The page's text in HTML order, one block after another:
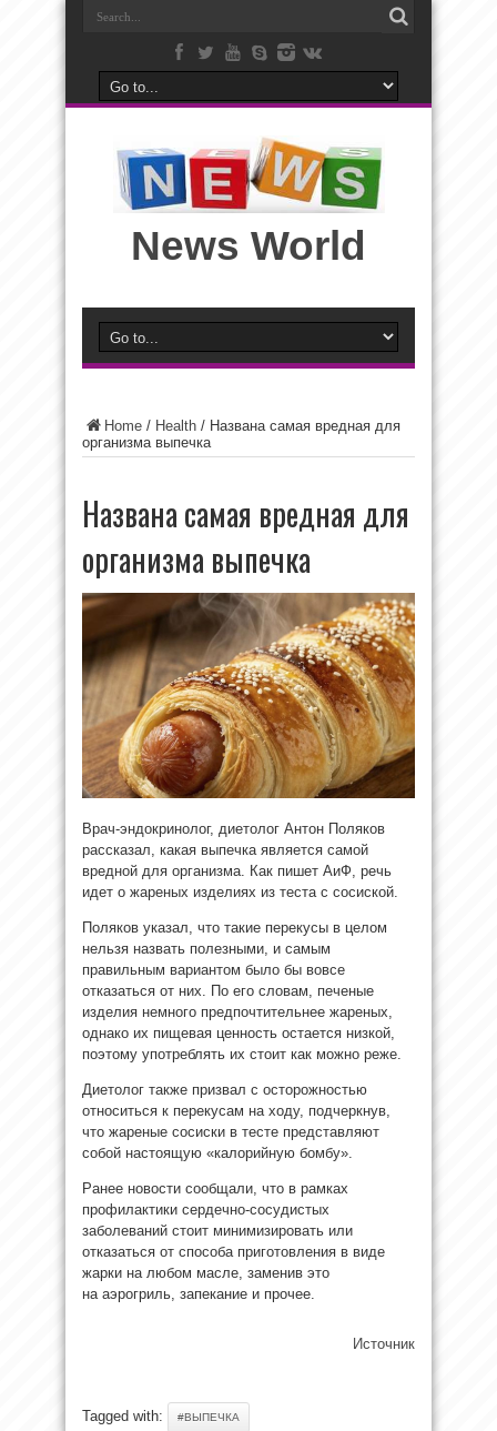
News World
Home / Health / Названа самая вредная для
организма выпечка
Названа самая вредная для
организма выпечка
Врач-эндокринолог, диетолог Антон Поляков
рассказал, какая выпечка является самой
вредной для организма. Как пишет АиФ, речь
идет о жареных изделиях из теста с сосиской.
Поляков указал, что такие перекусы в целом
нельзя назвать полезными, и самым
правильным вариантом было бы вовсе
отказаться от них. По его словам, печеные
изделия немного предпочтительнее жареных,
однако их пищевая ценность остается низкой,
поэтому употреблять их стоит как можно реже.
Диетолог также призвал с осторожностью
относиться к перекусам на ходу, подчеркнув,
что жареные сосиски в тесте представляют
собой настоящую «калорийную бомбу».
Ранее новости сообщали, что в рамках
профилактики сердечно-сосудистых
заболеваний стоит минимизировать или
отказаться от способа приготовления в виде
жарки на любом масле, заменив это
на аэрогриль, запекание и прочее.
Источник
Tagged with: #ВЫПЕЧКА